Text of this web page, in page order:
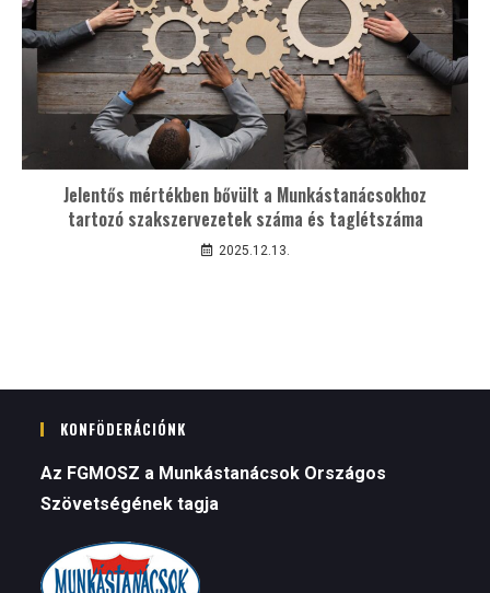
Jelentős mértékben bővült a Munkástanácsokhoz
tartozó szakszervezetek száma és taglétszáma
2025.12.13.
KONFÖDERÁCIÓNK
Az FGMOSZ a Munkástanácsok Országos
Szövetségének tagja